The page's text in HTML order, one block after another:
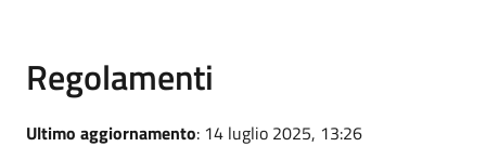
Regolamenti
Ultimo aggiornamento: 14 luglio 2025, 13:26